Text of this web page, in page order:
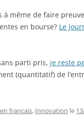
même de faire
en bourse? Le
parti pris, je reste
(quantitatif) de
français, Innovation le